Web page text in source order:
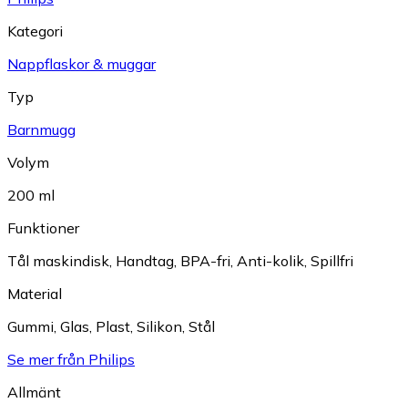
Kategori
Nappflaskor & muggar
Typ
Barnmugg
Volym
200 ml
Funktioner
Tål maskindisk, Handtag, BPA-fri, Anti-kolik, Spillfri
Material
Gummi, Glas, Plast, Silikon, Stål
Se mer från Philips
Allmänt